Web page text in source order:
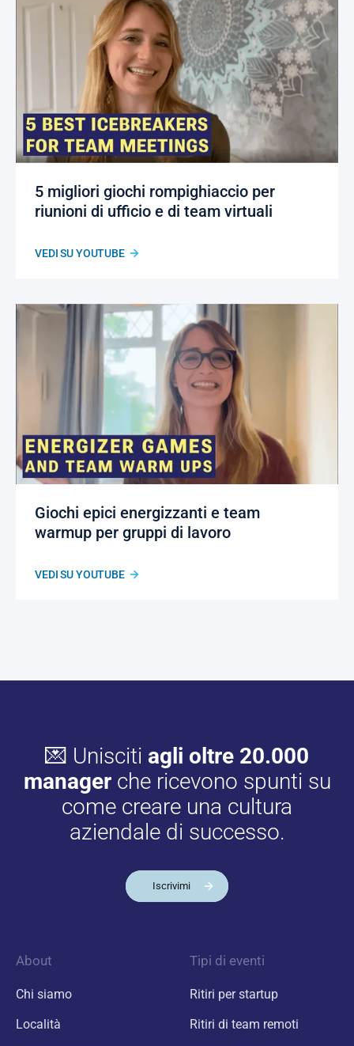
5 migliori giochi rompighiaccio per
riunioni di ufficio e di team virtuali
VEDI SU YOUTUBE
Giochi epici energizzanti e team
warmup per gruppi di lavoro
VEDI SU YOUTUBE
💌 Unisciti agli oltre 20.000
managerche ricevono spunti su
come creare una cultura
aziendale di successo.
Iscrivimi
About
Chi siamo
Località
Tipi di eventi
Ritiri per startup
Ritiri di team remoti